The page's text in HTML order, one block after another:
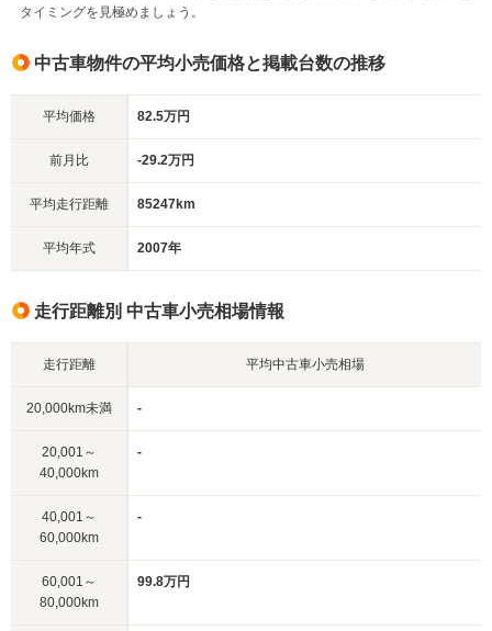
タイミングを見極めましょう。
中古車物件の平均小売価格と掲載台数の推移
平均価格 82.5万円
前月比 -29.2万円
平均走行距離 85247km
平均年式 2007年
走行距離別 中古車小売相場情報
走行距離 平均中古車小売相場
20,000km未満 -
20,001～
40,000km
-
40,001～
60,000km
-
60,001～
80,000km
99.8万円